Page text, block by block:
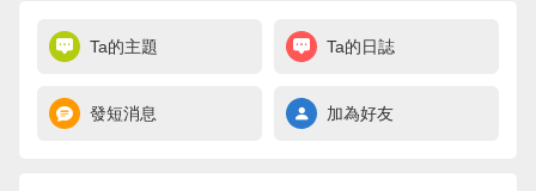
Ta的主題 Ta的日誌
發短消息 加為好友